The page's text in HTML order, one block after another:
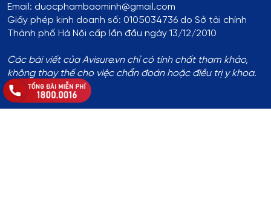
Email: duocphambaominh@gmail.com
Giấy phép kinh doanh số: 0105034736 do Sở tài chính
Thành phố Hà Nội cấp lần đầu ngày 13/12/2010
Các bài viết của Avisure.vn chỉ có tính chất tham khảo,
không thay thế cho việc chẩn đoán hoặc điều trị y khoa.